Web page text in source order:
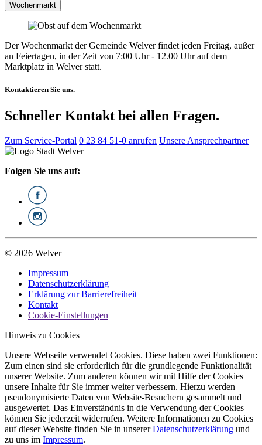
Wochenmarkt
Der Wochenmarkt der Gemeinde Welver findet jeden Freitag, außer
an Feiertagen, in der Zeit von 7:00 Uhr - 12.00 Uhr auf dem
Marktplatz in Welver statt.
Kontaktieren Sie uns.
Schneller Kontakt bei allen Fragen.
Zum Service-Portal 0 23 84 51-0 anrufen Unsere Ansprechpartner
Folgen Sie uns auf:
© 2026 Welver
Impressum
Datenschutzerklärung
Erklärung zur Barrierefreiheit
Kontakt
Cookie-Einstellungen
Hinweis zu Cookies
Unsere Webseite verwendet Cookies. Diese haben zwei Funktionen:
Zum einen sind sie erforderlich für die grundlegende Funktionalität
unserer Website. Zum anderen können wir mit Hilfe der Cookies
unsere Inhalte für Sie immer weiter verbessern. Hierzu werden
pseudonymisierte Daten von Website-Besuchern gesammelt und
ausgewertet. Das Einverständnis in die Verwendung der Cookies
können Sie jederzeit widerrufen. Weitere Informationen zu Cookies
auf dieser Website finden Sie in unsererDatenschutzerklärung und
zu uns im Impressum.